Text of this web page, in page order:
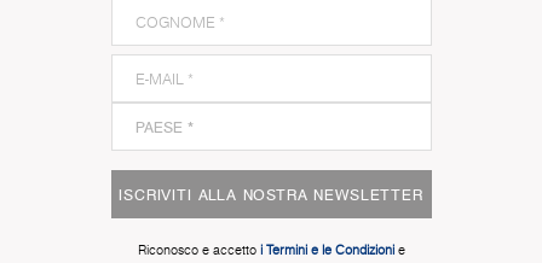
ISCRIVITI ALLA NOSTRA NEWSLETTER
Riconosco e accetto i Termini e le Condizionie